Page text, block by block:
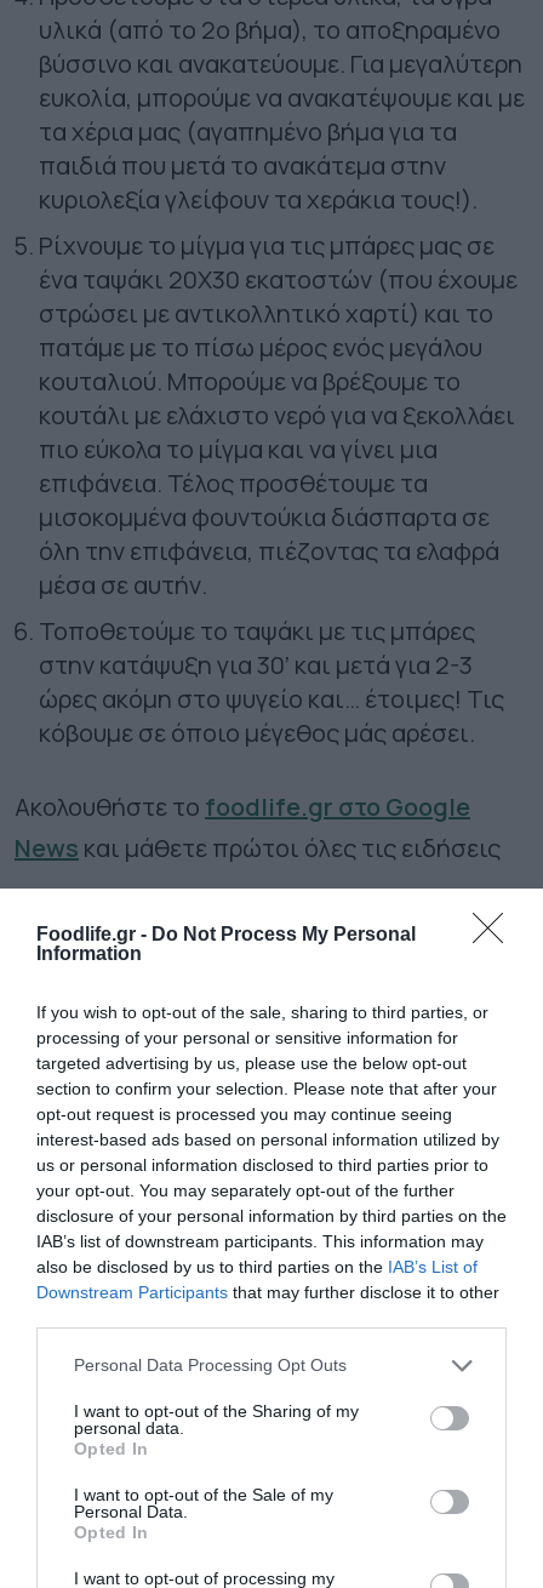
Foodlife.gr - Do Not Process My Personal
Information
If you wish to opt-out of the sale, sharing to third parties, or
processing of your personal or sensitive information for
targeted advertising by us, please use the below opt-out
section to confirm your selection. Please note that after your
opt-out request is processed you may continue seeing
interest-based ads based on personal information utilized by
us or personal information disclosed to third parties prior to
your opt-out. You may separately opt-out of the further
disclosure of your personal information by third parties on the
IAB’s list of downstream participants. This information may
also be disclosed by us to third parties on the IAB’s List of
Downstream Participants that may further disclose it to other
Please note that this website/app uses one or more Google
not limited to your visit or usage behaviour. You may click to
grant or deny consent to Google and its third-party tags to
use your data for below specified purposes in below Google
consent section.
Personal Data Processing Opt Outs
I want to opt-out of the Sharing of my
personal data.
Opted In
I want to opt-out of the Sale of my
Personal Data.
Opted In
I want to opt-out of processing my
υλικά (από το 2ο βήμα), το αποξηραμένο
βύσσινο και ανακατεύουμε. Για μεγαλύτερη
ευκολία, μπορούμε να ανακατέψουμε και με
τα χέρια μας (αγαπημένο βήμα για τα
παιδιά που μετά το ανακάτεμα στην
κυριολεξία γλείφουν τα χεράκια τους!).
Ρίχνουμε το μίγμα για τις μπάρες μας σε
ένα ταψάκι 20Χ30 εκατοστών (που έχουμε
στρώσει με αντικολλητικό χαρτί) και το
πατάμε με το πίσω μέρος ενός μεγάλου
κουταλιού. Μπορούμε να βρέξουμε το
κουτάλι με ελάχιστο νερό για να ξεκολλάει
πιο εύκολα το μίγμα και να γίνει μια
επιφάνεια. Τέλος προσθέτουμε τα
μισοκομμένα φουντούκια διάσπαρτα σε
όλη την επιφάνεια, πιέζοντας τα ελαφρά
μέσα σε αυτήν.
Τοποθετούμε το ταψάκι με τις μπάρες
στην κατάψυξη για 30’ και μετά για 2-3
ώρες ακόμη στο ψυγείο και… έτοιμες! Τις
κόβουμε σε όποιο μέγεθος μάς αρέσει.
Ακολουθήστε το foodlife.gr στο Google
News και μάθετε πρώτοι όλες τις ειδήσεις
TAGS: ΜΠΑΡΕΣ ΜΕ ΒΥΣΣΙΝΟ
ΠΕΡΙΣΣΟΤΕΡA
02.08.2026
Πώς θα φτιάξετε σπιτικά ζελεδάκια χωρίς